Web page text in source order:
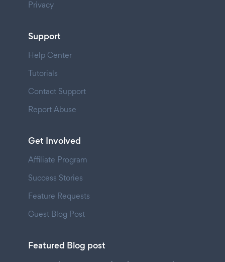
Privacy
Support
Help Center
Tutorials
Contact Support
Report Abuse
Get Involved
Affiliate Program
Success Stories
Feature Requests
Guest Blog Post
Featured Blog post